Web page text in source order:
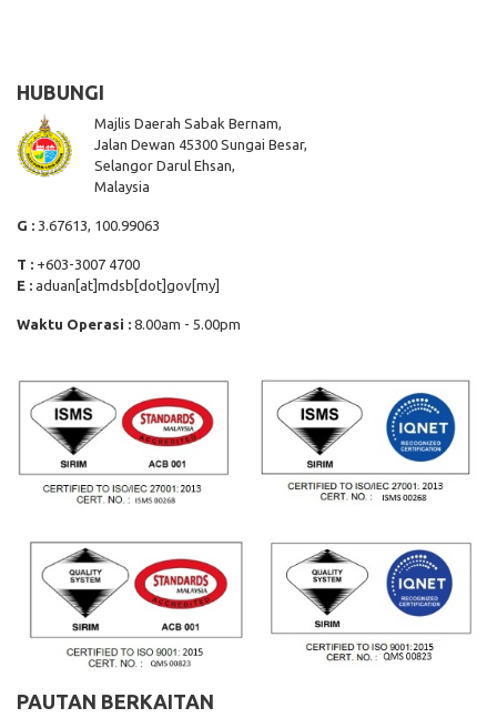
HUBUNGI
Majlis Daerah Sabak Bernam,
Jalan Dewan 45300 Sungai Besar,
Selangor Darul Ehsan,
Malaysia
G : 3.67613, 100.99063
T : +603-3007 4700
E : aduan[at]mdsb[dot]gov[my]
Waktu Operasi : 8.00am - 5.00pm
PAUTAN BERKAITAN